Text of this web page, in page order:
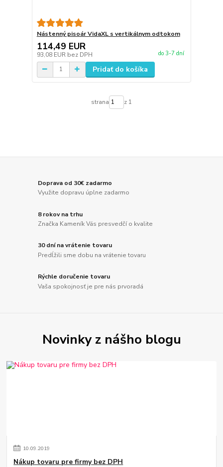
Nástenný pisoár VidaXL s vertikálnym odtokom
114,49 EUR
93,08 EUR bez DPH do 3-7 dní
Pridať do košíka
strana z 1
Doprava od 30€ zadarmo
Využite dopravu úplne zadarmo
8 rokov na trhu
Značka Kameník Vás presvedčí o kvalite
30 dní na vrátenie tovaru
Predĺžili sme dobu na vrátenie tovaru
Rýchle doručenie tovaru
Vaša spokojnosť je pre nás prvoradá
Novinky z nášho blogu
10.09.2019
Nákup tovaru pre firmy bez DPH